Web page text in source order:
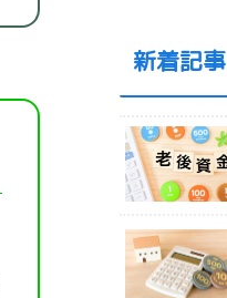
新着記事